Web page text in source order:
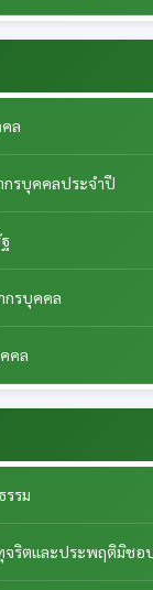
ล
กรบุคคลประจําปี
กรบุคคล
คล
รรม
ทุจริตและประพฤติมิชอ